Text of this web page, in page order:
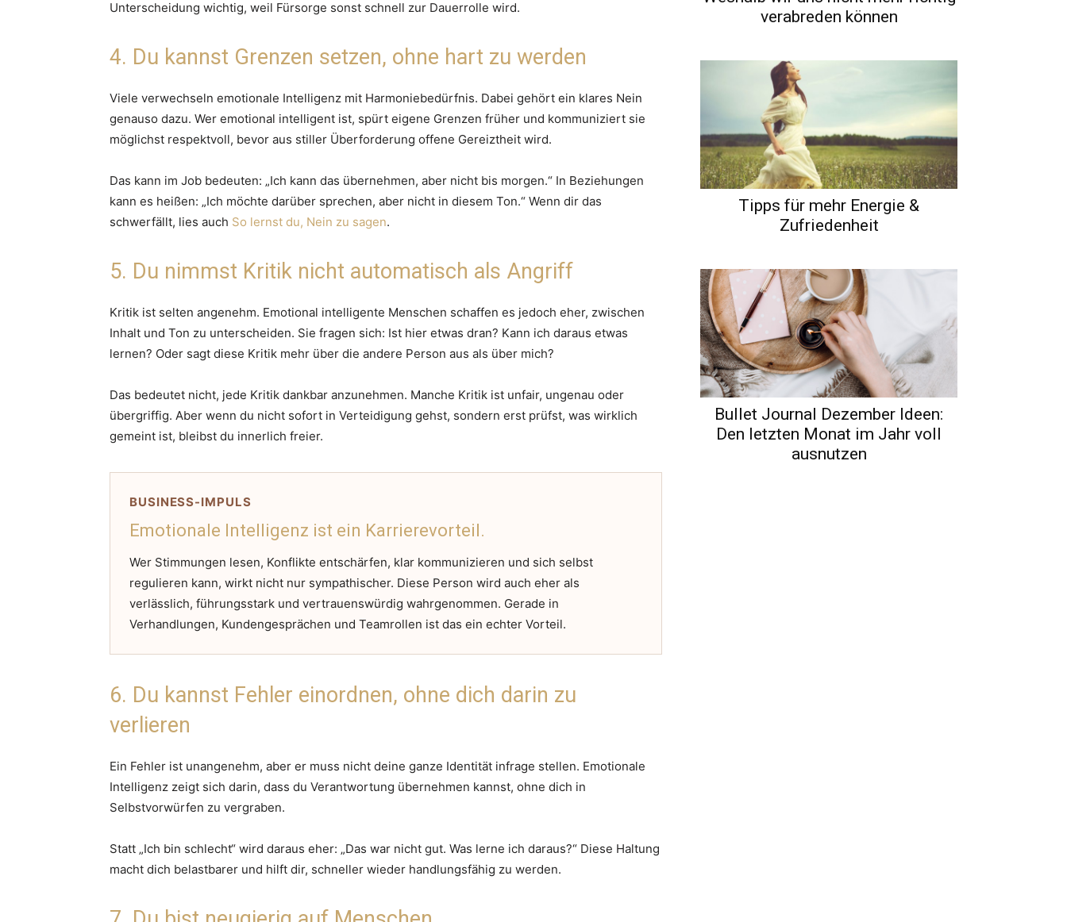
Unterscheidung wichtig, weil Fürsorge sonst schnell zur Dauerrolle wird.
4. Du kannst Grenzen setzen, ohne hart zu werden
Viele verwechseln emotionale Intelligenz mit Harmoniebedürfnis. Dabei gehört ein klares Nein
genauso dazu. Wer emotional intelligent ist, spürt eigene Grenzen früher und kommuniziert sie
möglichst respektvoll, bevor aus stiller Überforderung offene Gereiztheit wird.
Das kann im Job bedeuten: „Ich kann das übernehmen, aber nicht bis morgen.“ In Beziehungen
kann es heißen: „Ich möchte darüber sprechen, aber nicht in diesem Ton.“ Wenn dir das
schwerfällt, lies auch So lernst du, Nein zu sagen.
5. Du nimmst Kritik nicht automatisch als Angriff
Kritik ist selten angenehm. Emotional intelligente Menschen schaffen es jedoch eher, zwischen
Inhalt und Ton zu unterscheiden. Sie fragen sich: Ist hier etwas dran? Kann ich daraus etwas
lernen? Oder sagt diese Kritik mehr über die andere Person aus als über mich?
Das bedeutet nicht, jede Kritik dankbar anzunehmen. Manche Kritik ist unfair, ungenau oder
übergriffig. Aber wenn du nicht sofort in Verteidigung gehst, sondern erst prüfst, was wirklich
gemeint ist, bleibst du innerlich freier.
BUSINESS-IMPULS
Emotionale Intelligenz ist ein Karrierevorteil.
Wer Stimmungen lesen, Konflikte entschärfen, klar kommunizieren und sich selbst
regulieren kann, wirkt nicht nur sympathischer. Diese Person wird auch eher als
verlässlich, führungsstark und vertrauenswürdig wahrgenommen. Gerade in
Verhandlungen, Kundengesprächen und Teamrollen ist das ein echter Vorteil.
6. Du kannst Fehler einordnen, ohne dich darin zu
verlieren
Ein Fehler ist unangenehm, aber er muss nicht deine ganze Identität infrage stellen. Emotionale
Intelligenz zeigt sich darin, dass du Verantwortung übernehmen kannst, ohne dich in
Selbstvorwürfen zu vergraben.
Statt „Ich bin schlecht“ wird daraus eher: „Das war nicht gut. Was lerne ich daraus?“ Diese Haltung
macht dich belastbarer und hilft dir, schneller wieder handlungsfähig zu werden.
verabreden können
Tipps für mehr Energie &
Zufriedenheit
Bullet Journal Dezember Ideen:
Den letzten Monat im Jahr voll
ausnutzen